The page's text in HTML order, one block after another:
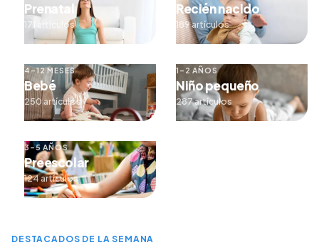
Prenatal
171 artículos
Recién nacido
189 artículos
4–12 MESES
Bebé
250 artículos
1–2 AÑOS
Niño pequeño
287 artículos
3–5 AÑOS
Preescolar
124 artículos
DESTACADOS DE LA SEMANA